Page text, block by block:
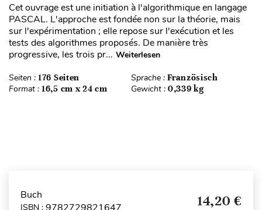
Cet ouvrage est une initiation à l'algorithmique en langage
PASCAL. L'approche est fondée non sur la théorie, mais
sur l'expérimentation ; elle repose sur l'exécution et les
tests des algorithmes proposés. De manière très
progressive, les trois pr... Weiterlesen
Seiten : 176 Seiten Sprache : Französisch
Format : 16,5 cm x 24 cm Gewicht : 0,339 kg
Buch
ISBN : 9782729821647 14,20 €